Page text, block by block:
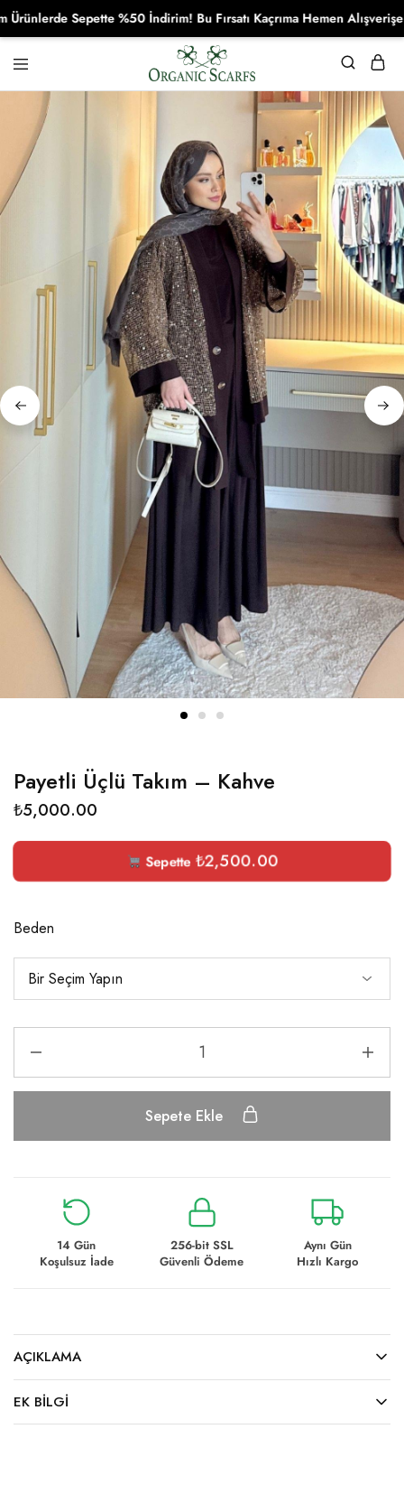
Organikscarf
Payetli Üçlü Takım – Kahve
₺5,000.00
Sepette ₺2,500.00
Beden
Sepete Ekle
14 Gün
Koşulsuz İade
256-bit SSL
Güvenli Ödeme
Aynı Gün
Hızlı Kargo
AÇIKLAMA
EK BILGI
Sepette %50 İndirim! Bu Fırsatı Kaçrıma Hemen Alışverişe